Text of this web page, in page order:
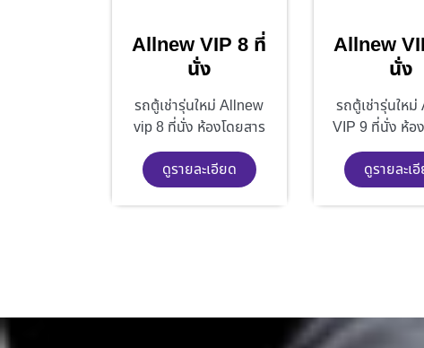
Allnew VIP 8 ที่
นั่ง
รถตู้เช่ารุ่นใหม่ Allnew
vip 8 ที่นั่ง ห้องโดยสาร
ดูรายละเอียด
Allnew
นั่ง
รถตู้เช่ารุ่นให
VIP 9 ที่นั่ง ห้อ
ดูรายละเ